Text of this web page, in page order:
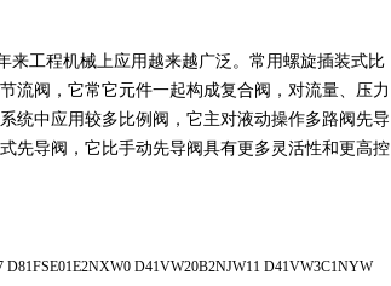
来工程机械上应用越来越广泛。常用螺旋插装式比
流阀，它常它元件一起构成复合阀，对流量、压力
统中应用较多比例阀，它主对液动操作多路阀先导
先导阀，它比手动先导阀具有更多灵活性和更高控
D41VW20B2NJW11 D41VW3C1NYW